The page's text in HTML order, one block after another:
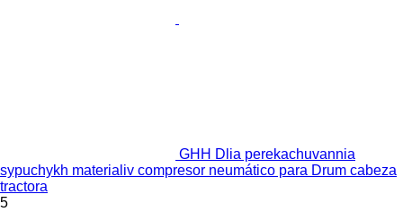
GHH Dlia perekachuvannia
sypuchykh materialiv compresor neumático para Drum cabeza
tractora
5